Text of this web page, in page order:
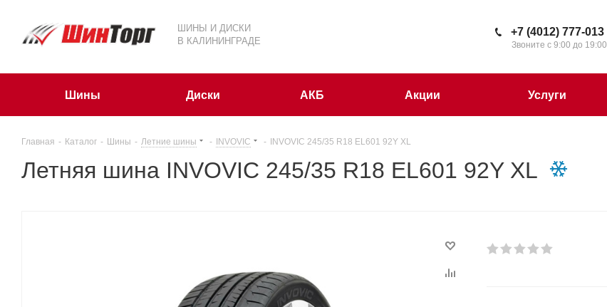
ШИНЫ И ДИСКИ
В КАЛИНИНГРАДЕ
+7 (4012) 777-013
Звоните с 9:00 до 19:00
Шины Диски АКБ Акции Услуги
Главная - Каталог - Шины - Летние шины - INVOVIC - INVOVIC 245/35 R18 EL601 92Y XL
Летняя шина INVOVIC 245/35 R18 EL601 92Y XL